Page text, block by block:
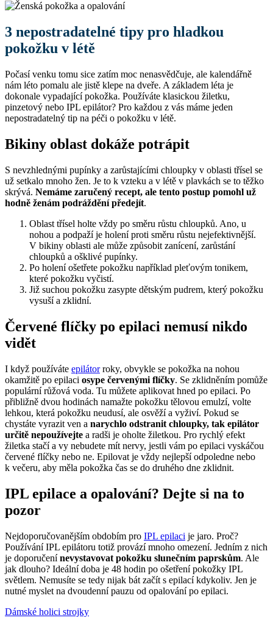
3 nepostradatelné tipy pro hladkou
pokožku v létě
Počasí venku tomu sice zatím moc nenasvědčuje, ale kalendářně
nám léto pomalu ale jistě klepe na dveře. A základem léta je
dokonale vypadající pokožka. Používáte klasickou žiletku,
pinzetový nebo IPL epilátor? Pro každou z vás máme jeden
nepostradatelný tip na péči o pokožku v létě.
Bikiny oblast dokáže potrápit
S nevzhlednými pupínky a zarůstajícími chloupky v oblasti třísel se
už setkalo mnoho žen. Je to k vzteku a v létě v plavkách se to těžko
skrývá. Nemáme zaručený recept, ale tento postup pomohl už
hodně ženám podráždění předejít.
Oblast třísel holte vždy po směru růstu chloupků. Ano, u
nohou a podpaží je holení proti směru růstu nejefektivnější.
V bikiny oblasti ale může způsobit zanícení, zarůstání
chloupků a ošklivé pupínky.
Po holení ošetřete pokožku například pleťovým tonikem,
které pokožku vyčistí.
Již suchou pokožku zasypte dětským pudrem, který pokožku
vysuší a zklidní.
Červené flíčky po epilaci nemusí nikdo
vidět
I když používáte epilátorroky, obvykle se pokožka na nohou
okamžitě po epilaci osype červenými flíčky. Se zklidněním pomůže
populární růžová voda. Tu můžete aplikovat hned po epilaci. Po
přibližně dvou hodinách namažte pokožku tělovou emulzí, volte
lehkou, která pokožku neudusí, ale osvěží a vyživí. Pokud se
chystáte vyrazit ven a narychlo odstranit chloupky, tak epilátor
určitě nepoužívejte a radši je oholte žiletkou. Pro rychlý efekt
žiletka stačí a vy nebudete mít nervy, jestli vám po epilaci vyskáčou
červené flíčky nebo ne. Epilovat je vždy nejlepší odpoledne nebo
k večeru, aby měla pokožka čas se do druhého dne zklidnit.
IPL epilace a opalování? Dejte si na to
pozor
Nejdoporučovanějším obdobím pro IPL epilaci je jaro. Proč?
Používání IPL epilátoru totiž provází mnoho omezení. Jedním z nich
je doporučenínevystavovat pokožku slunečním paprskům. Ale
jak dlouho? Ideální doba je 48 hodin po ošetření pokožky IPL
světlem. Nemusíte se tedy nijak bát začít s epilací kdykoliv. Jen je
nutné myslet na dvoudenní pauzu od opalování po epilaci.
Dámské holici strojky